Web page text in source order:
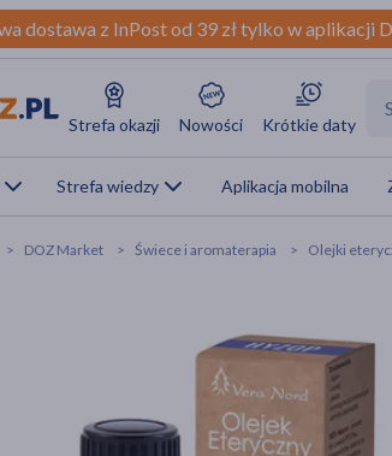
dostawa z InPost od 39 zł tylko w aplikacji
Strefa okazji Nowości Krótkie daty
Strefa wiedzy Aplikacja mobilna
DOZ Market Świece i aromaterapia Olejki